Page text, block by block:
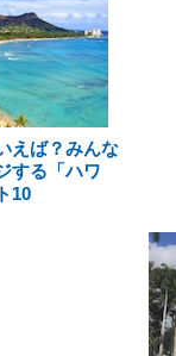
えば？みんな
する「ハワ
10